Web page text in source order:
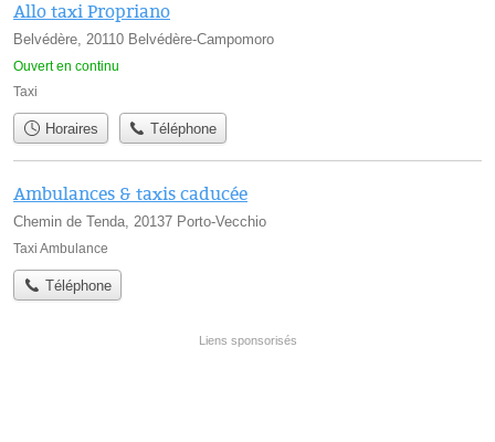
Allo taxi Propriano
Belvédère, 20110 Belvédère-Campomoro
Ouvert en continu
Taxi
Horaires Téléphone
Ambulances & taxis caducée
Chemin de Tenda, 20137 Porto-Vecchio
Taxi Ambulance
Téléphone